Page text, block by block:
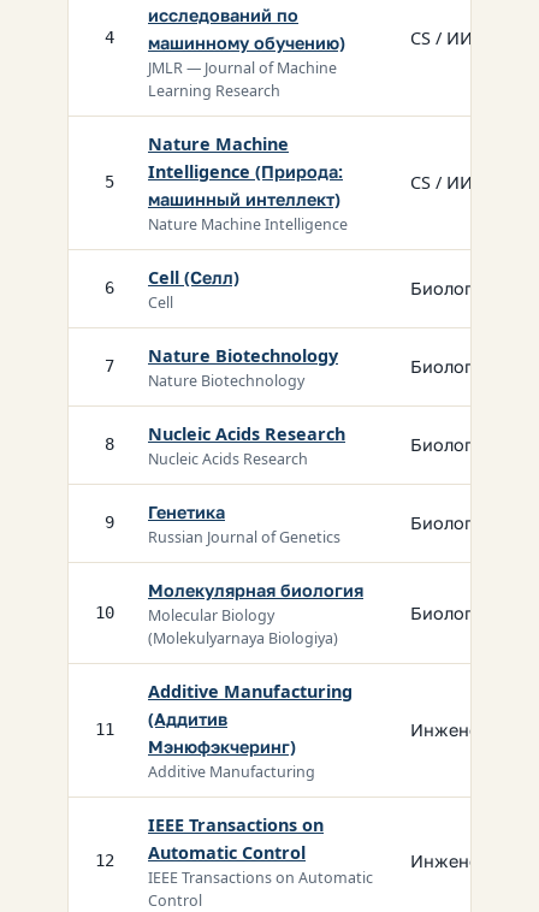
4
исследований по
машинному обучению)
JMLR — Journal of Machine
Learning Research
CS / ИИ
5
Nature Machine
Intelligence (Природа:
машинный интеллект)
Nature Machine Intelligence
CS / ИИ
6 Cell (Селл)
Cell
Биология
7 Nature Biotechnology
Nature Biotechnology
Биология
8 Nucleic Acids Research
Nucleic Acids Research
Биология
9 Генетика
Russian Journal of Genetics
Биология
10
Молекулярная биология
Molecular Biology
(Molekulyarnaya Biologiya)
Биология
11
Additive Manufacturing
(Аддитив
Мэнюфэкчеринг)
Additive Manufacturing
Инженерия
12
IEEE Transactions on
Automatic Control
IEEE Transactions on Automatic
Control
Инженерия